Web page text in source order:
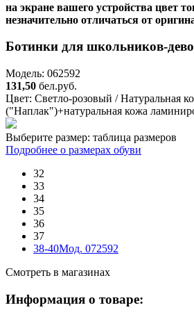
на экране вашего устройства цвет
незначительно отличаться от
Ботинки для школьников-
Модель: 062592
131,50 бел.руб.
Цвет: Светло-розовый / Натуральная
("Наплак")+натуральная кожа
Выберите размер: таблица размеров
Подробнее о размерах обуви
32
33
34
35
36
37
38-40Мод. 072592
Смотреть в магазинах
Информация о товаре: